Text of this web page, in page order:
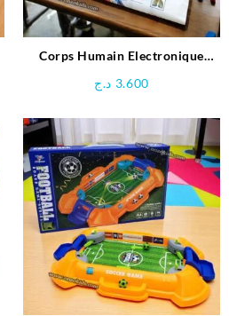
Corps Humain Electronique
3.600 د.ج